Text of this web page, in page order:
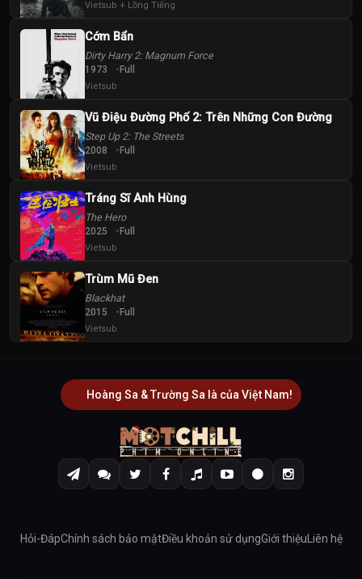
Vietsub + Lồng Tiếng
Cớm Bẩn
Dirty Harry 2: Magnum Force
1973 Full
Vietsub
Vũ Điệu Đường Phố 2: Trên Những Con Đường
Step Up 2: The Streets
2008 Full
Vietsub
Tráng Sĩ Anh Hùng
The Hero
2025 Full
Vietsub
Trùm Mũ Đen
Blackhat
2015 Full
Vietsub
Hoàng Sa & Trường Sa là của Việt Nam!
Hỏi-ĐápChính sách bảo mậtĐiều khoản sử dụngGiới thiệu Liên hệ